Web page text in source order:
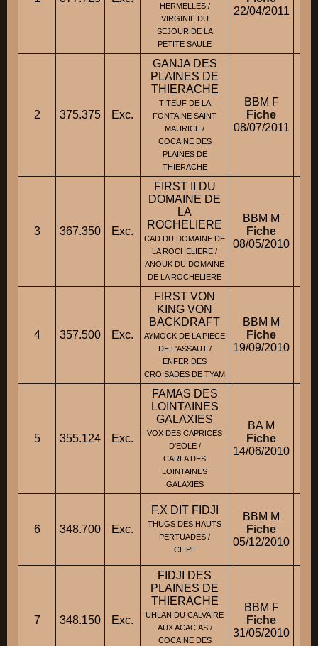
HERMELLES /
VIRGINIE DU
SEJOUR DE LA
PETITE SAULE
22/04/2011
2 375.375 Exc.
GANJA DES
PLAINES DE
THIERACHE
TITEUF DE LA
FONTAINE SAINT
MAURICE /
COCAINE DES
PLAINES DE
THIERACHE
BBM F
Fiche
08/07/2011
3 367.350 Exc.
FIRST II DU
DOMAINE DE
LA
ROCHELIERE
CAD DU DOMAINE DE
LA ROCHELIERE /
ANOUK DU DOMAINE
DE LA ROCHELIERE
BBM M
Fiche
08/05/2010
4 357.500 Exc.
FIRST VON
KING VON
BACKDRAFT
AYMOCK DE LA PIECE
DE L'ASSAUT /
ENFER DES
CROISADES DE TYAM
BBM M
Fiche
19/09/2010
5 355.124 Exc.
FAMAS DES
LOINTAINES
GALAXIES
VOX DES CAPRICES
D'EOLE /
CARLA DES
LOINTAINES
GALAXIES
BA M
Fiche
14/06/2010
6 348.700 Exc.
F.X DIT FIDJI
THUGS DES HAUTS
PERTUADES /
CLIPE
BBM M
Fiche
05/12/2010
7 348.150 Exc.
FIDJI DES
PLAINES DE
THIERACHE
UHLAN DU CALVAIRE
AUX ACACIAS /
COCAINE DES
BBM F
Fiche
31/05/2010